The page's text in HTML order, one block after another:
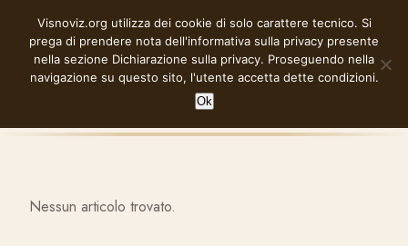
contenuto
VISNOVIZ.ORG
Nessun articolo trovato.
Visnoviz.org utilizza dei cookie di solo carattere tecnico. Si
prega di prendere nota dell'informativa sulla privacy presente
nella sezione Dichiarazione sulla privacy. Proseguendo nella
navigazione su questo sito, l'utente accetta dette condizioni.
Ok